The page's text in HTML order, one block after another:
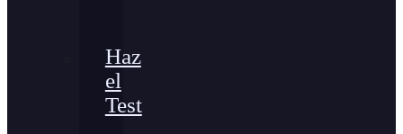
Haz
el
Test